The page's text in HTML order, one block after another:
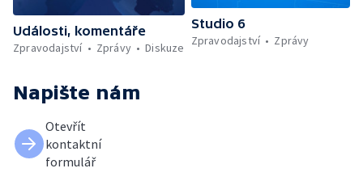
Události, komentáře
Zpravodajství
Zprávy Diskuze
Studio 6
Zpravodajství
Zprávy
Napište nám
Otevřít
kontaktní
formulář